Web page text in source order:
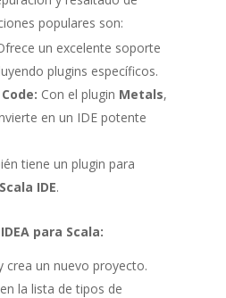
populares son:
un excelente soporte
plugins específicos.
Con el plugin Metals,
en un IDE potente
tiene un plugin para
Scala IDE.
para Scala:
crea un nuevo proyecto.
en la lista de tipos de